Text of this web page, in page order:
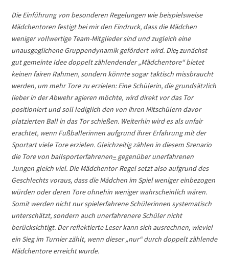
Die Einführung von besonderen Regelungen wie beispielsweise
Mädchentoren festigt bei mir den Eindruck, dass die Mädchen
weniger vollwertige Team-Mitglieder sind und zugleich eine
unausgeglichene Gruppendynamik gefördert wird. Die,zunächst
gut gemeinte Idee doppelt zählendender „Mädchentore“ bietet
keinen fairen Rahmen, sondern könnte sogar taktisch missbraucht
werden, um mehr Tore zu erzielen: Eine Schülerin, die grundsätzlich
lieber in der Abwehr agieren möchte, wird direkt vor das Tor
positioniert und soll lediglich den von ihren Mitschülern davor
platzierten Ball in das Tor schießen. Weiterhin wird es als unfair
erachtet, wenn Fußballerinnen aufgrund ihrer Erfahrung mit der
Sportart viele Tore erzielen. Gleichzeitig zählen in diesem Szenario
die Tore von ballsporterfahrenen– gegenüber unerfahrenen
Jungen gleich viel. Die Mädchentor-Regel setzt also aufgrund des
Geschlechts voraus, dass die Mädchen im Spiel weniger einbezogen
würden oder deren Tore ohnehin weniger wahrscheinlich wären.
Somit werden nicht nur spielerfahrene Schülerinnen systematisch
unterschätzt, sondern auch unerfahrenere Schüler nicht
berücksichtigt. Der reflektierte Leser kann sich ausrechnen, wieviel
ein Sieg im Turnier zählt, wenn dieser „nur“ durch doppelt zählende
Mädchentore erreicht wurde.